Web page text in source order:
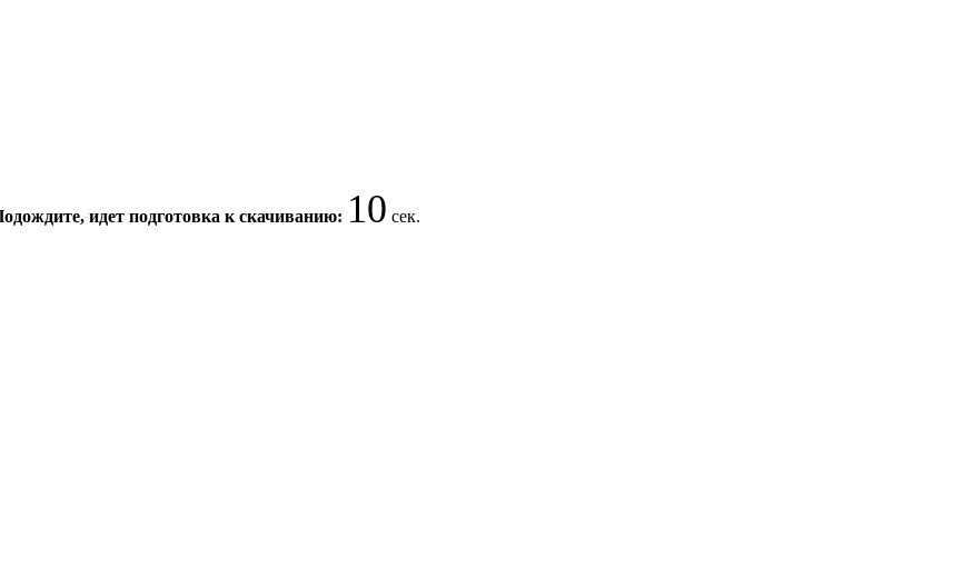
Подождите, идет подготовка к скачиванию:9сек.